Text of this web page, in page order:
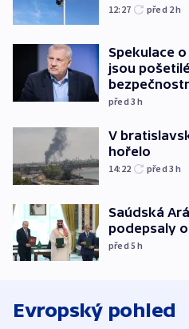
12:27 před 2h
Spekulace
jsou
před 3h
V
hořelo
14:22 před 3h
Saúdská
podepsaly
před 5h
Evropský pohled